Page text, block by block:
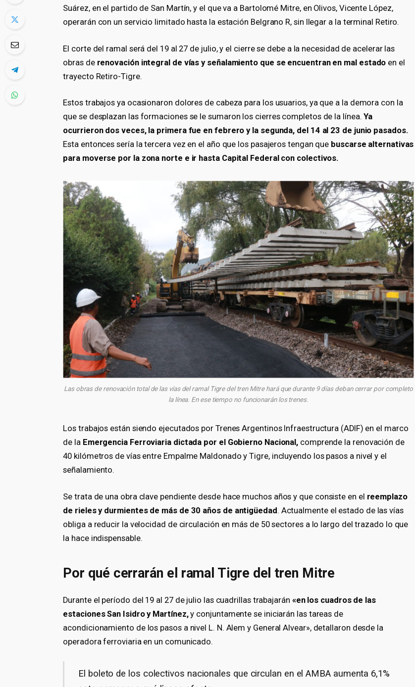
Suárez, en el partido de San Martín, y el que va a Bartolomé Mitre, en Olivos, Vicente López,
operarán con un servicio limitado hasta la estación Belgrano R, sin llegar a la terminal Retiro.
El corte del ramal será del 19 al 27 de julio, y el cierre se debe a la necesidad de acelerar las
obras derenovación integral de vías y señalamiento que se encuentran en mal estado en el
trayecto Retiro-Tigre.
Estos trabajos ya ocasionaron dolores de cabeza para los usuarios, ya que a la demora con la
que se desplazan las formaciones se le sumaron los cierres completos de la línea.Ya
ocurrieron dos veces, la primera fue en febrero y la segunda, del 14 al 23 de junio pasados.
Esta entonces sería la tercera vez en el año que los pasajeros tengan que buscarse alternativas
para moverse por la zona norte e ir hasta Capital Federal con colectivos.
Las obras de renovación total de las vías del ramal Tigre del tren Mitre hará que durante 9 días deban cerrar por completo
la línea. En ese tiempo no funcionarán los trenes.
Los trabajos están siendo ejecutados por Trenes Argentinos Infraestructura (ADIF) en el marco
de la Emergencia Ferroviaria dictada por el Gobierno Nacional, comprende la renovación de
40 kilómetros de vías entre Empalme Maldonado y Tigre, incluyendo los pasos a nivel y el
señalamiento.
Se trata de una obra clave pendiente desde hace muchos años y que consiste en el reemplazo
de rieles y durmientes de más de 30 años de antigüedad. Actualmente el estado de las vías
obliga a reducir la velocidad de circulación en más de 50 sectores a lo largo del trazado lo que
la hace indispensable.
Por qué cerrarán el ramal Tigre del tren Mitre
Durante el período del 19 al 27 de julio las cuadrillas trabajarán «en los cuadros de las
estaciones San Isidro y Martínez,y conjuntamente se iniciarán las tareas de
acondicionamiento de los pasos a nivel L. N. Alem y General Alvear», detallaron desde la
operadora ferroviaria en un comunicado.
El boleto de los colectivos nacionales que circulan en el AMBA aumenta 6,1%